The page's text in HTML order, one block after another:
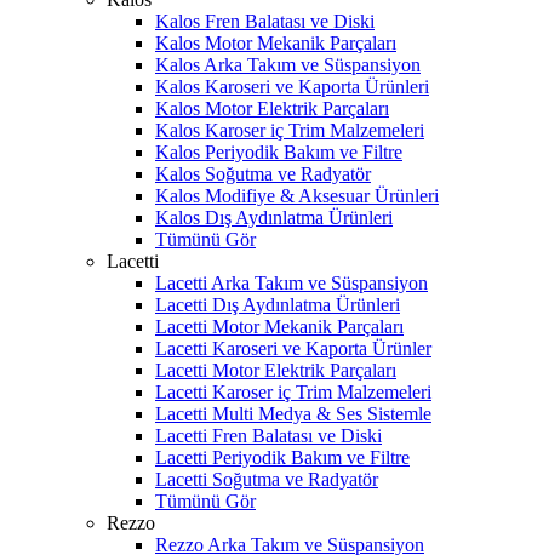
Kalos Fren Balatası ve Diski
Kalos Motor Mekanik Parçaları
Kalos Arka Takım ve Süspansiyon
Kalos Karoseri ve Kaporta Ürünleri
Kalos Motor Elektrik Parçaları
Kalos Karoser iç Trim Malzemeleri
Kalos Periyodik Bakım ve Filtre
Kalos Soğutma ve Radyatör
Kalos Modifiye & Aksesuar Ürünleri
Kalos Dış Aydınlatma Ürünleri
Tümünü Gör
Lacetti
Lacetti Arka Takım ve Süspansiyon
Lacetti Dış Aydınlatma Ürünleri
Lacetti Motor Mekanik Parçaları
Lacetti Karoseri ve Kaporta Ürünler
Lacetti Motor Elektrik Parçaları
Lacetti Karoser iç Trim Malzemeleri
Lacetti Multi Medya & Ses Sistemle
Lacetti Fren Balatası ve Diski
Lacetti Periyodik Bakım ve Filtre
Lacetti Soğutma ve Radyatör
Tümünü Gör
Rezzo
Rezzo Arka Takım ve Süspansiyon